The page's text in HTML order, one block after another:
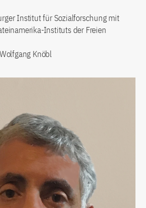
Institut für Sozialforschung mit
Instituts der Freien
Knöbl